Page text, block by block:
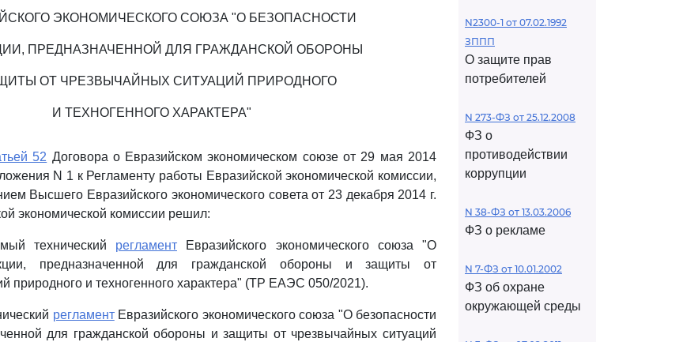
ЭКОНОМИЧЕСКОГО СОЮЗА "О БЕЗОПАСНОСТИ
ПРЕДНАЗНАЧЕННОЙ ДЛЯ ГРАЖДАНСКОЙ ОБОРОНЫ
ОТ ЧРЕЗВЫЧАЙНЫХ СИТУАЦИЙ ПРИРОДНОГО
И ТЕХНОГЕННОГО ХАРАКТЕРА"
52 Договора о Евразийском экономическом союзе от 29 мая 2014
N 1 к Регламенту работы Евразийской экономической комиссии,
Высшего Евразийского экономического совета от 23 декабря 2014 г.
экономической комиссии решил:
технический регламент Евразийского экономического союза "О
предназначенной для гражданской обороны и защиты от
природного и техногенного характера" (ТР ЕАЭС 050/2021).
регламентЕвразийского экономического союза "О безопасности
для гражданской обороны и защиты от чрезвычайных ситуаций
N2300-1 от 07.02.1992
ЗППП
О защите прав
потребителей
N 273-ФЗ от 25.12.2008
ФЗ о
противодействии
коррупции
N 38-ФЗ от 13.03.2006
ФЗ о рекламе
N 7-ФЗ от 10.01.2002
ФЗ об охране
окружающей среды